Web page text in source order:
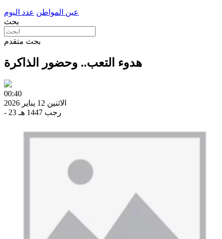
عين المواطن عدد اليوم
بحث
بحث متقدم
هدوء التعب.. وحضور الذاكرة
00:40
الاثنين 12 يناير 2026
- 23 رجب 1447 هـ